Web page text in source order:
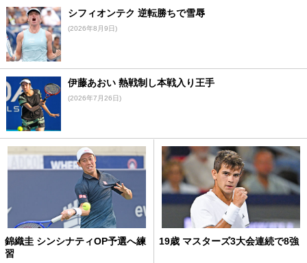
シフィオンテク 逆転勝ちで雪辱
(2026年8月9日)
伊藤あおい 熱戦制し本戦入り王手
(2026年7月26日)
錦織圭 シンシナティOP予選へ練
習
19歳 マスターズ3大会連続で8強